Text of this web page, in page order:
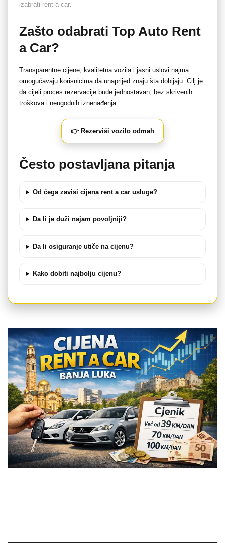
izabrati rent a car.
Zašto odabrati Top Auto Rent
a Car?
Transparentne cijene, kvalitetna vozila i jasni uslovi najma
omogućavaju korisnicima da unaprijed znaju šta dobijaju. Cilj je
da cijeli proces rezervacije bude jednostavan, bez skrivenih
troškova i neugodnih iznenađenja.
👉 Rezerviši vozilo odmah
Često postavljana pitanja
Od čega zavisi cijena rent a car usluge?
Da li je duži najam povoljniji?
Da li osiguranje utiče na cijenu?
Kako dobiti najbolju cijenu?